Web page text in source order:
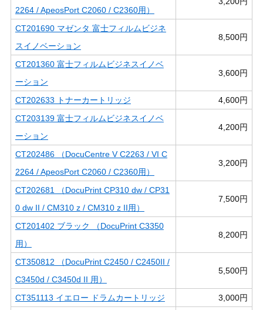
2264 / ApeosPort C2060 / C2360用）
CT201690 マゼンタ 富士フィルムビジネ
スイノベーション
8,500円
CT201360 富士フィルムビジネスイノベ
ーション
3,600円
CT202633 トナーカートリッジ
4,600円
CT203139 富士フィルムビジネスイノベ
ーション
4,200円
CT202486 （DocuCentre V C2263 / VI C
2264 / ApeosPort C2060 / C2360用）
3,200円
CT202681 （DocuPrint CP310 dw / CP31
0 dw II / CM310 z / CM310 z II用）
7,500円
CT201402 ブラック （DocuPrint C3350
用）
8,200円
CT350812 （DocuPrint C2450 / C2450II /
C3450d / C3450d II 用）
5,500円
CT351113 イエロー ドラムカートリッジ
3,000円